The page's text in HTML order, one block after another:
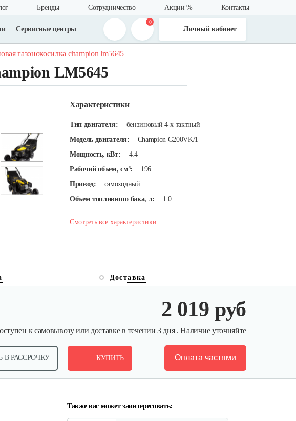
Бренды Сотрудничество Акции % Контакты
Сервисные центры
0
Личный кабинет
газонокосилка champion lm5645
LM5645
Характеристики
Тип двигателя:
бензиновый 4-х тактный
Модель двигателя:
Champion G200VK/1
Мощность, кВт:
4.4
Рабочий объем, см³:
196
Привод:
самоходный
Объем топливного бака, л:
1.0
Смотреть все характеристики
Доставка
2 019 руб
к самовывозу или доставке в течении 3 дня . Наличие уточняйте
В РАССРОЧКУ КУПИТЬ Оплата частями
Также вас может заинтересовать:
Смотреть